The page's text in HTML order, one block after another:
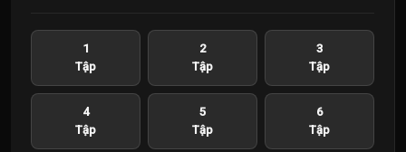
1
Tập
2
Tập
3
Tập
4
Tập
5
Tập
6
Tập